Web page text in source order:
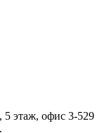
5 этаж, офис 3-529